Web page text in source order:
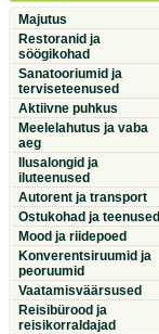
Majutus
Restoranid ja
söögikohad
Sanatooriumid ja
terviseteenused
Aktiivne puhkus
Meelelahutus ja vaba
aeg
Ilusalongid ja
iluteenused
Autorent ja transport
Ostukohad ja teenused
Mood ja riidepoed
Konverentsiruumid ja
peoruumid
Vaatamisväärsused
Reisibürood ja
reisikorraldajad